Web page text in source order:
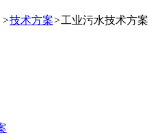
>技术方案>工业污水技术方案